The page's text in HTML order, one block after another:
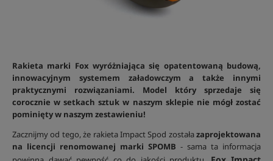
Rakieta marki Fox wyróżniająca się opatentowaną budową,
innowacyjnym systemem załadowczym a także innymi
praktycznymi rozwiązaniami. Model który sprzedaje się
corocznie w setkach sztuk w naszym sklepie nie mógł zostać
pominięty w naszym zestawieniu!
Zacznijmy od tego, że rakieta Impact Spod zostałazaprojektowana
na licencji renomowanej marki SPOMB - sama ta informacja